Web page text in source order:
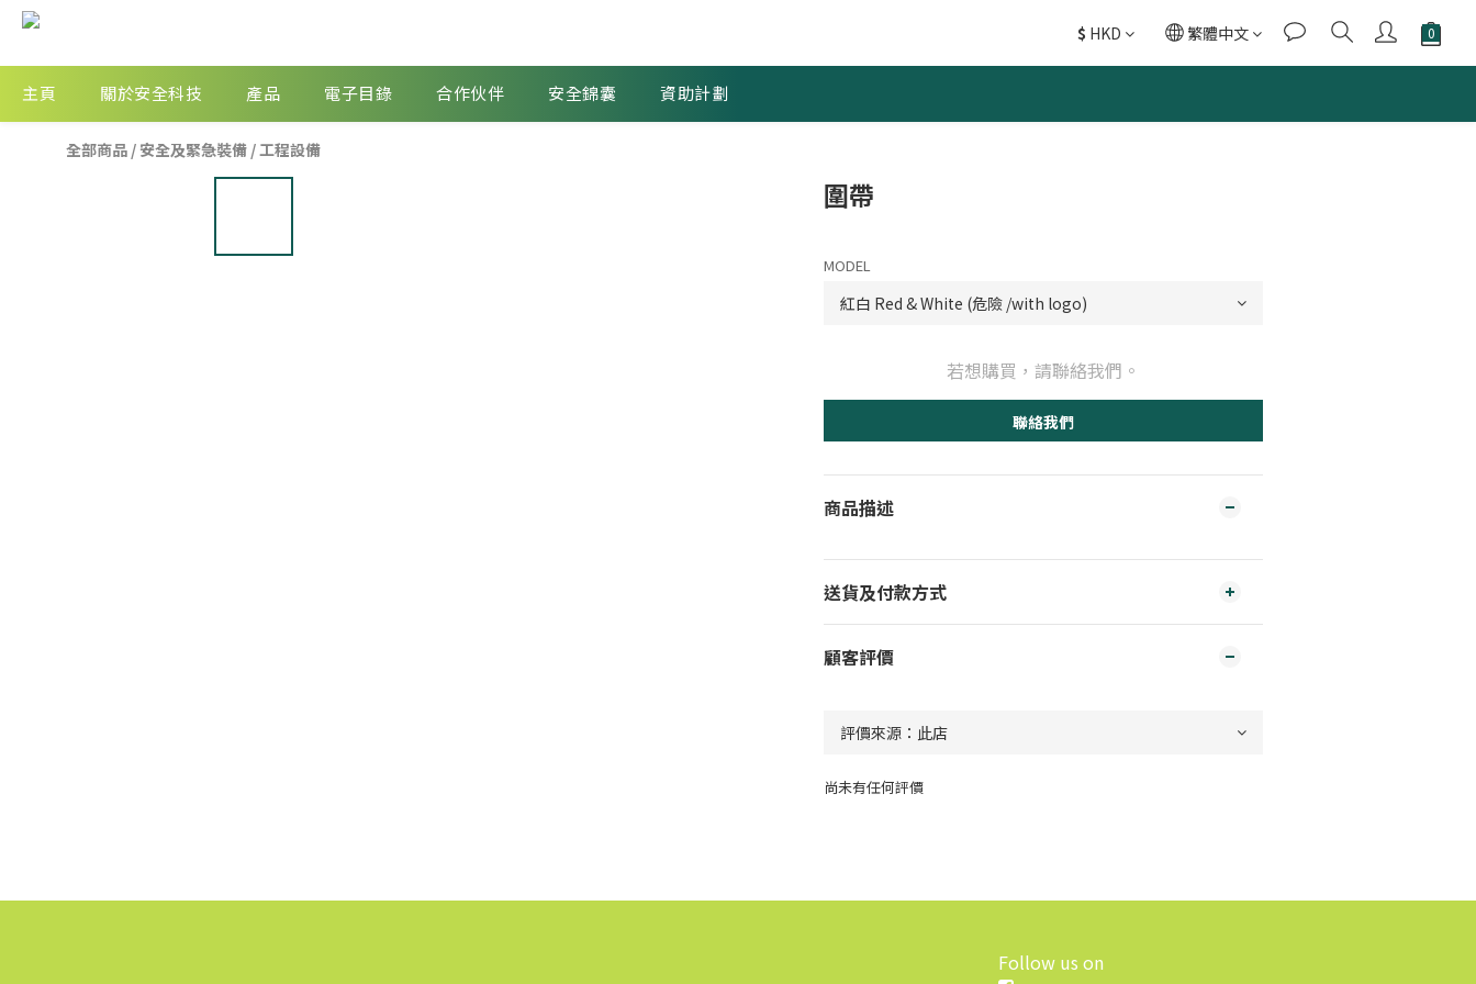
$ HKD 繁體中文
主頁 關於安全科技 產品 電子目錄 合作伙伴 安全錦囊 資助計劃
全部商品 / 安全及緊急裝備 /工程設備
圍帶
MODEL
若想購買，請聯絡我們。
聯絡我們
商品描述
送貨及付款方式
顧客評價
尚未有任何評價
Follow us on